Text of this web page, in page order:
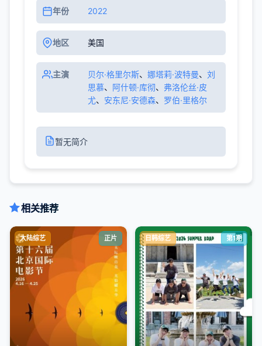
年份 2022
地区 美国
主演 贝尔·格里尔斯、 娜塔莉·波特曼、 刘
思慕、 阿什顿·库彻、 弗洛伦丝·皮
尤、 安东尼·安德森、 罗伯·里格尔
暂无简介
相关推荐
大陆综艺 正片 日韩综艺 第1期